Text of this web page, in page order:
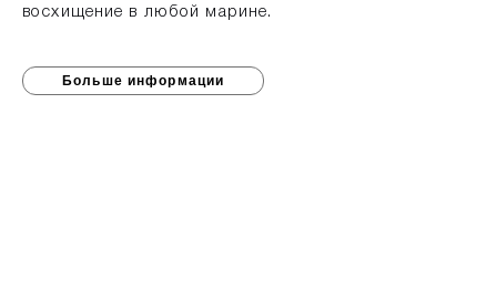
восхищение в любой марине.
Больше информации